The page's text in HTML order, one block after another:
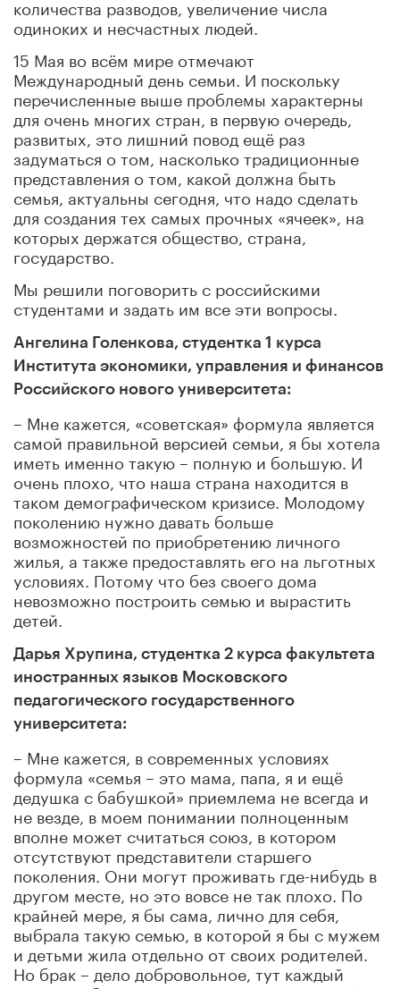
количества разводов, увеличение числа
одиноких и несчастных людей.
15 Мая во всём мире отмечают
Международный день семьи. И поскольку
перечисленные выше проблемы характерны
для очень многих стран, в первую очередь,
развитых, это лишний повод ещё раз
задуматься о том, насколько традиционные
представления о том, какой должна быть
семья, актуальны сегодня, что надо сделать
для создания тех самых прочных «ячеек», на
которых держатся общество, страна,
государство.
Мы решили поговорить с российскими
студентами и задать им все эти вопросы.
Ангелина Голенкова, студентка 1 курса
Института экономики, управления и финансов
Российского нового университета:
– Мне кажется, «советская» формула является
самой правильной версией семьи, я бы хотела
иметь именно такую – полную и большую. И
очень плохо, что наша страна находится в
таком демографическом кризисе. Молодому
поколению нужно давать больше
возможностей по приобретению личного
жилья, а также предоставлять его на льготных
условиях. Потому что без своего дома
невозможно построить семью и вырастить
детей.
Дарья Хрупина, студентка 2 курса факультета
иностранных языков Московского
педагогического государственного
университета:
– Мне кажется, в современных условиях
формула «семья – это мама, папа, я и ещё
дедушка с бабушкой» приемлема не всегда и
не везде, в моем понимании полноценным
вполне может считаться союз, в котором
отсутствуют представители старшего
поколения. Они могут проживать где-нибудь в
другом месте, но это вовсе не так плохо. По
крайней мере, я бы сама, лично для себя,
выбрала такую семью, в которой я бы с мужем
и детьми жила отдельно от своих родителей.
Но брак – дело добровольное, тут каждый